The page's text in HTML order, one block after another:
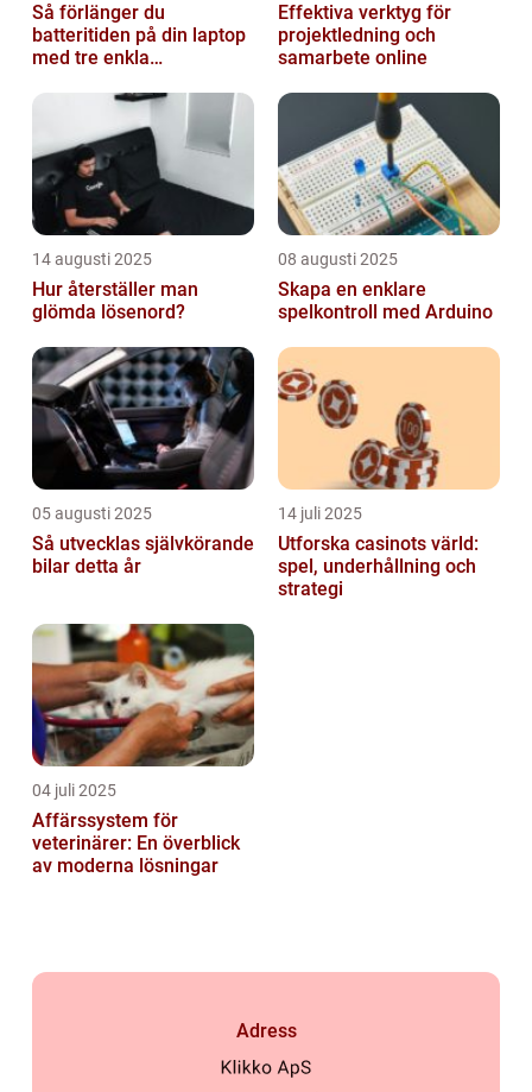
Så förlänger du
batteritiden på din laptop
med tre enkla
Effektiva verktyg för
projektledning och
samarbete online
14 augusti 2025
Hur återställer man
glömda lösenord?
08 augusti 2025
Skapa en enklare
spelkontroll med Arduino
05 augusti 2025
Så utvecklas självkörande
bilar detta år
14 juli 2025
Utforska casinots värld:
spel, underhållning och
strategi
04 juli 2025
Affärssystem för
veterinärer: En överblick
av moderna lösningar
Adress